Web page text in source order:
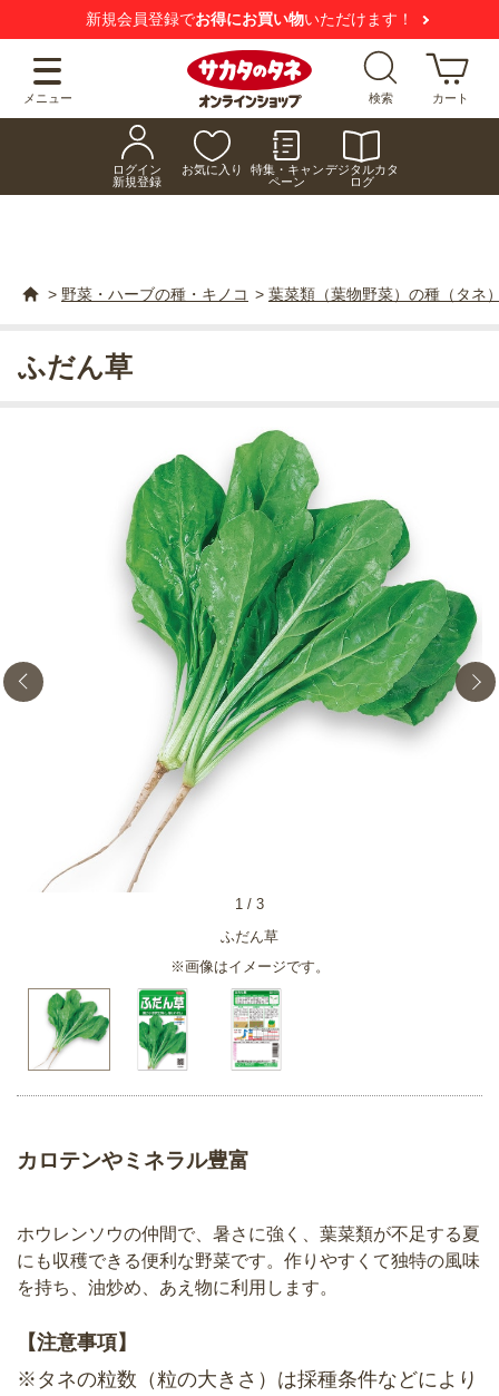
新規会員登録でお得にお買い物いただけます！
メニュー 検索 カート
ログイン
新規登録
お気に入り
特集・キャン
ペーン
デジタルカタ
ログ
> 野菜・ハーブの種・キノコ > 葉菜類（葉物野菜）の種（タネ
ふだん草
※画像はイメージです。
1 / 3
ふだん草
カロテンやミネラル豊富
ホウレンソウの仲間で、暑さに強く、葉菜類が不足する夏
にも収穫できる便利な野菜です。作りやすくて独特の風味
を持ち、油炒め、あえ物に利用します。
【注意事項】
※タネの粒数（粒の大きさ）は採種条件などにより